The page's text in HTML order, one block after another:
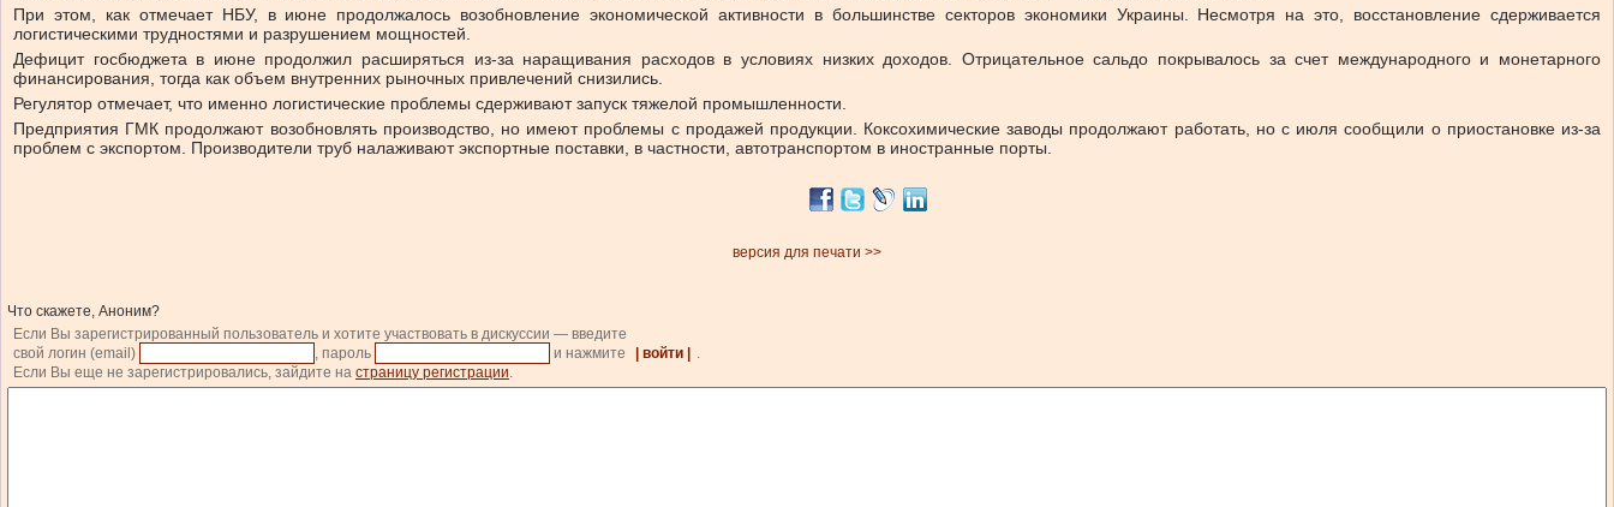
При этом, как отмечает НБУ, в июне продолжалось возобновление экономической активности в большинстве секторов экономики Украины. Несмотря на это, восстановление сдерживается
логистическими трудностями и разрушением мощностей.
Дефицит госбюджета в июне продолжил расширяться из-за наращивания расходов в условиях низких доходов. Отрицательное сальдо покрывалось за счет международного и монетарного
финансирования, тогда как объем внутренних рыночных привлечений снизились.
Регулятор отмечает, что именно логистические проблемы сдерживают запуск тяжелой промышленности.
Предприятия ГМК продолжают возобновлять производство, но имеют проблемы с продажей продукции. Коксохимические заводы продолжают работать, но с июля сообщили о приостановке из-за
проблем с экспортом. Производители труб налаживают экспортные поставки, в частности, автотранспортом в иностранные порты.
версия для печати >>
Что скажете, Аноним?
Если Вы зарегистрированный пользователь и хотите участвовать в дискуссии — введите
свой логин (email)
, пароль и нажмите | войти |
.
Если Вы еще не зарегистрировались, зайдите на страницу регистрации.